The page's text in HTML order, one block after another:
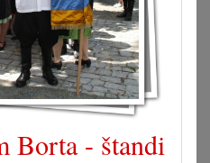
Borta - štandi